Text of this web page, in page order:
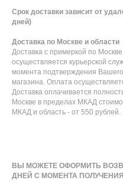
Срок доставки зависит от
дней)
Доставка по Москве и области
Доставка с примеркой по
осуществляется курьерской
момента подтверждения
магазина. Оплата
Доставка оплачивается
Москве в пределах МКАД
МКАД и область - от 550 рублей.
ВЫ МОЖЕТЕ ОФОРМИТЬ
ДНЕЙ С МОМЕНТА